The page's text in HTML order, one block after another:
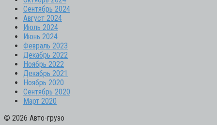
Сентябрь 2024
Август 2024
Июль 2024
Июнь 2024
Февраль 2023
Декабрь 2022
Ноябрь 2022
Декабрь 2021
Ноябрь 2020
Сентябрь 2020
Март 2020
© 2026 Авто-грузо